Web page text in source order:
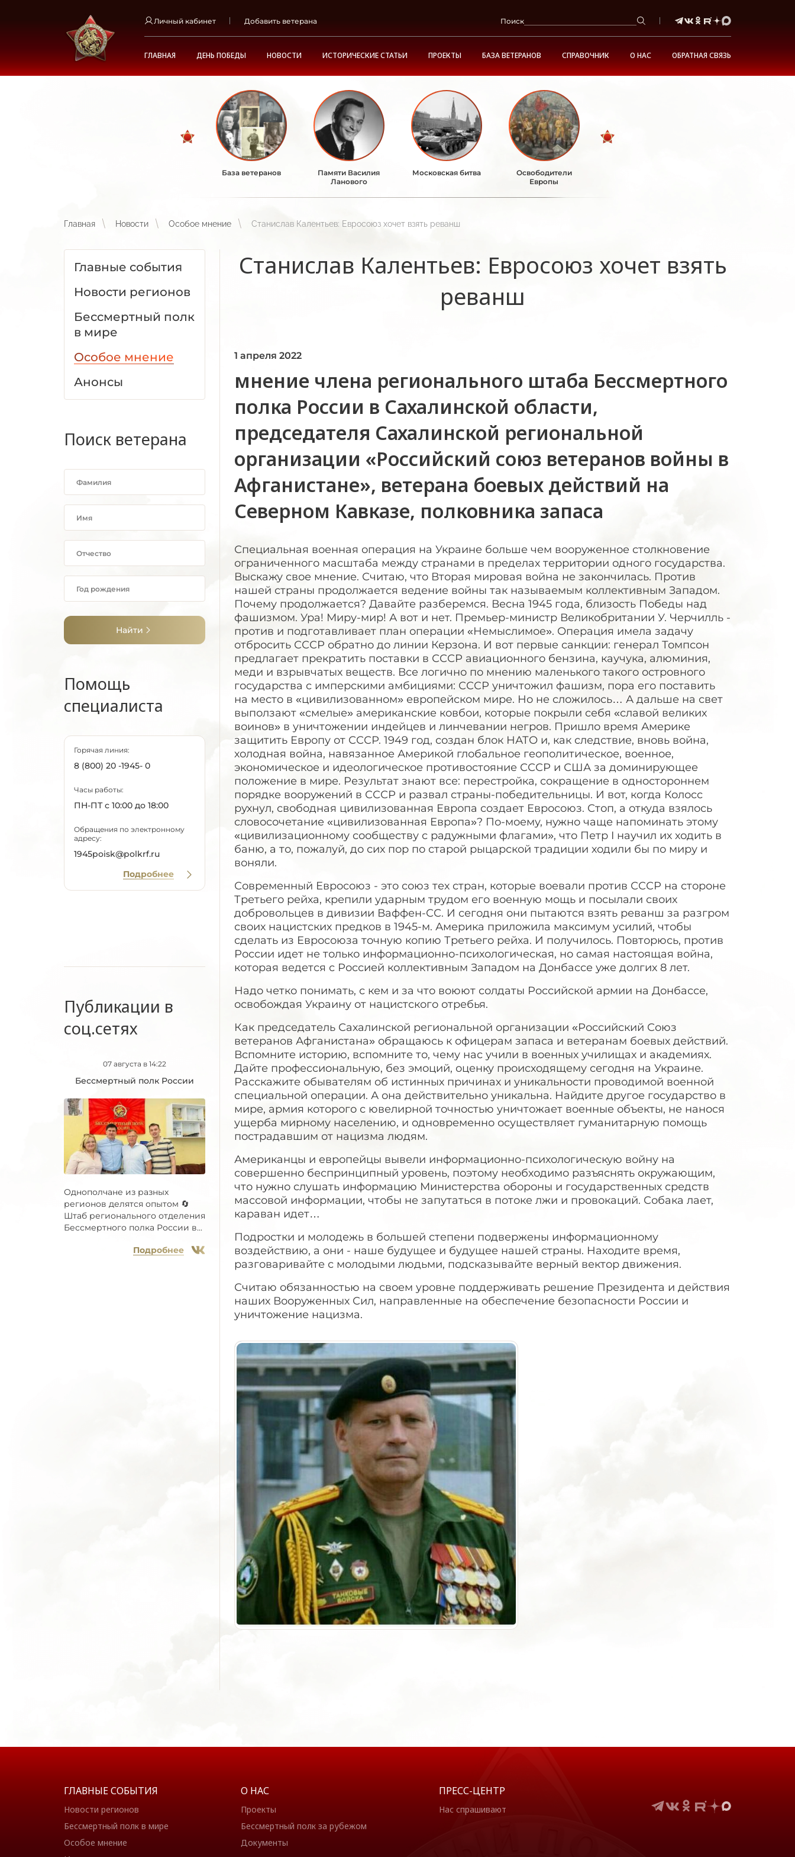
Личный кабинет Добавить ветерана Поиск
ГЛАВНАЯ ДЕНЬ ПОБЕДЫ НОВОСТИ ИСТОРИЧЕСКИЕ СТАТЬИ ПРОЕКТЫ БАЗА ВЕТЕРАНОВ СПРАВОЧНИК О НАС ОБРАТНАЯ СВЯЗЬ
База ветеранов
Памяти Василия
Ланового
Московская битва
Освободители
Европы
Главная Новости Особое мнение Станислав Калентьев: Евросоюз хочет взять реванш
Главные события
Новости регионов
Бессмертный полк
в мире
Особое мнение
Анонсы
Поиск ветерана
Найти
Помощь
специалиста
Горячая линия:
8 (800) 20 -1945- 0
Часы работы:
ПН-ПТ с 10:00 до 18:00
Обращения по электронному
адресу:
1945poisk@polkrf.ru
Подробнее
Публикации в
соц.сетях
07 августа в 14:22
Бессмертный полк России
Однополчане из разных
регионов делятся опытом 🔄
Штаб регионального отделения
Бессмертного полка России в...
Подробнее
Станислав Калентьев: Евросоюз хочет взять
реванш
1 апреля 2022
мнение члена регионального штаба Бессмертного
полка России в Сахалинской области,
председателя Сахалинской региональной
организации «Российский союз ветеранов войны в
Афганистане», ветерана боевых действий на
Северном Кавказе, полковника запаса
Специальная военная операция на Украине больше чем вооруженное столкновение
ограниченного масштаба между странами в пределах территории одного государства.
Выскажу свое мнение. Считаю, что Вторая мировая война не закончилась. Против
нашей страны продолжается ведение войны так называемым коллективным Западом.
Почему продолжается? Давайте разберемся. Весна 1945 года, близость Победы над
фашизмом. Ура! Миру-мир! А вот и нет. Премьер-министр Великобритании У. Черчилль -
против и подготавливает план операции «Немыслимое». Операция имела задачу
отбросить СССР обратно до линии Керзона. И вот первые санкции: генерал Томпсон
предлагает прекратить поставки в СССР авиационного бензина, каучука, алюминия,
меди и взрывчатых веществ. Все логично по мнению маленького такого островного
государства с имперскими амбициями: СССР уничтожил фашизм, пора его поставить
на место в «цивилизованном» европейском мире. Но не сложилось… А дальше на свет
выползают «смелые» американские ковбои, которые покрыли себя «славой великих
воинов» в уничтожении индейцев и линчевании негров. Пришло время Америке
защитить Европу от СССР. 1949 год, создан блок НАТО и, как следствие, вновь война,
холодная война, навязанное Америкой глобальное геополитическое, военное,
экономическое и идеологическое противостояние СССР и США за доминирующее
положение в мире. Результат знают все: перестройка, сокращение в одностороннем
порядке вооружений в СССР и развал страны-победительницы. И вот, когда Колосс
рухнул, свободная цивилизованная Европа создает Евросоюз. Стоп, а откуда взялось
словосочетание «цивилизованная Европа»? По-моему, нужно чаще напоминать этому
«цивилизационному сообществу с радужными флагами», что Петр I научил их ходить в
баню, а то, пожалуй, до сих пор по старой рыцарской традиции ходили бы по миру и
воняли.
Современный Евросоюз - это союз тех стран, которые воевали против СССР на стороне
Третьего рейха, крепили ударным трудом его военную мощь и посылали своих
добровольцев в дивизии Ваффен-СС. И сегодня они пытаются взять реванш за разгром
своих нацистских предков в 1945-м. Америка приложила максимум усилий, чтобы
сделать из Евросоюза точную копию Третьего рейха. И получилось. Повторюсь, против
России идет не только информационно-психологическая, но самая настоящая война,
которая ведется с Россией коллективным Западом на Донбассе уже долгих 8 лет.
Надо четко понимать, с кем и за что воюют солдаты Российской армии на Донбассе,
освобождая Украину от нацистского отребья.
Как председатель Сахалинской региональной организации «Российский Союз
ветеранов Афганистана» обращаюсь к офицерам запаса и ветеранам боевых действий.
Вспомните историю, вспомните то, чему нас учили в военных училищах и академиях.
Дайте профессиональную, без эмоций, оценку происходящему сегодня на Украине.
Расскажите обывателям об истинных причинах и уникальности проводимой военной
специальной операции. А она действительно уникальна. Найдите другое государство в
мире, армия которого с ювелирной точностью уничтожает военные объекты, не нанося
ущерба мирному населению, и одновременно осуществляет гуманитарную помощь
пострадавшим от нацизма людям.
Американцы и европейцы вывели информационно-психологическую войну на
совершенно беспринципный уровень, поэтому необходимо разъяснять окружающим,
что нужно слушать информацию Министерства обороны и государственных средств
массовой информации, чтобы не запутаться в потоке лжи и провокаций. Собака лает,
караван идет…
Подростки и молодежь в большей степени подвержены информационному
воздействию, а они - наше будущее и будущее нашей страны. Находите время,
разговаривайте с молодыми людьми, подсказывайте верный вектор движения.
Считаю обязанностью на своем уровне поддерживать решение Президента и действия
наших Вооруженных Сил, направленные на обеспечение безопасности России и
уничтожение нацизма.
ГЛАВНЫЕ СОБЫТИЯ
Новости регионов
Бессмертный полк в мире
Особое мнение
О НАС
Проекты
Бессмертный полк за рубежом
Документы
ПРЕСС-ЦЕНТР
Нас спрашивают